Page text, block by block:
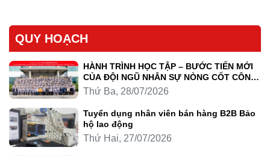
QUY HOẠCH
HÀNH TRÌNH HỌC TẬP – BƯỚC TIẾN MỚI
CỦA ĐỘI NGŨ NHÂN SỰ NÒNG CỐT CÔNG
TY LUYỆN KIM TRẦN HỒNG QUÂN
Thứ Ba, 28/07/2026
Tuyển dụng nhân viên bán hàng B2B Bảo
hộ lao động
Thứ Hai, 27/07/2026